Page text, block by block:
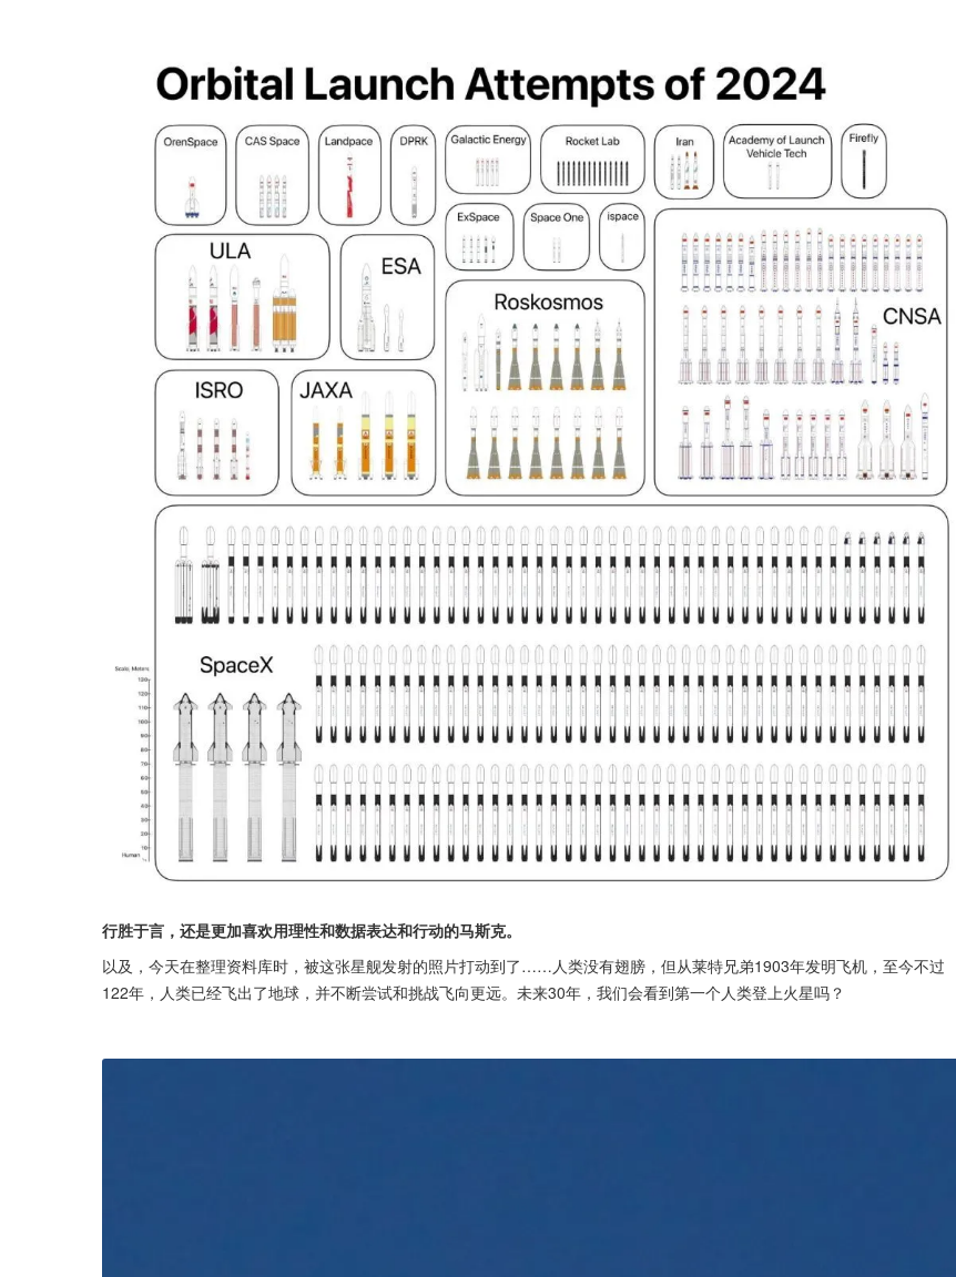
行胜于言，还是更加喜欢用理性和数据表达和行动的马斯克。
以及，今天在整理资料库时，被这张星舰发射的照片打动到了……人类没有翅膀，但从莱特兄弟1903年发明飞机，至今不过
122年，人类已经飞出了地球，并不断尝试和挑战飞向更远。未来30年，我们会看到第一个人类登上火星吗？